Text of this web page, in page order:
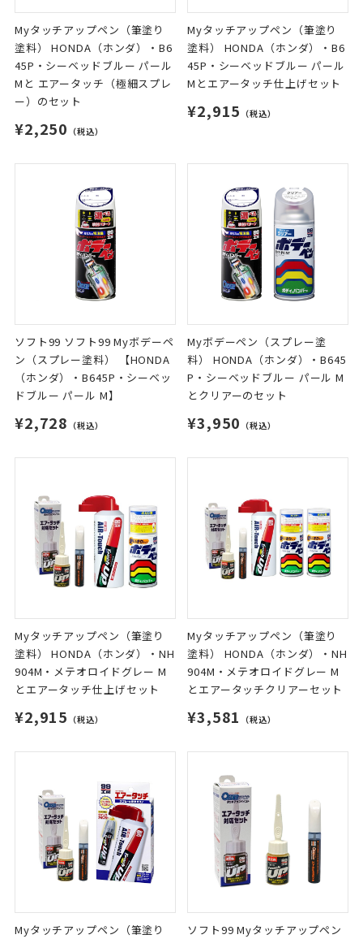
Myタッチアップペン（筆塗り
塗料） HONDA（ホンダ）・B6
45P・シーベッドブルー パール
Mと エアータッチ（極細スプレ
ー）のセット
¥2,250 （税込）
Myタッチアップペン（筆塗り
塗料） HONDA（ホンダ）・B6
45P・シーベッドブルー パール
Mとエアータッチ仕上げセット
¥2,915 （税込）
ソフト99 ソフト99 Myボデーペ
ン（スプレー塗料） 【HONDA
（ホンダ）・B645P・シーベッ
ドブルー パール M】
¥2,728 （税込）
Myボデーペン（スプレー塗
料） HONDA（ホンダ）・B645
P・シーベッドブルー パール M
とクリアーのセット
¥3,950 （税込）
Myタッチアップペン（筆塗り
塗料） HONDA（ホンダ）・NH
904M・メテオロイドグレー M
とエアータッチ仕上げセット
¥2,915 （税込）
Myタッチアップペン（筆塗り
塗料） HONDA（ホンダ）・NH
904M・メテオロイドグレー M
とエアータッチクリアーセット
¥3,581 （税込）
Myタッチアップペン（筆塗り
ソフト99 Myタッチアップペン